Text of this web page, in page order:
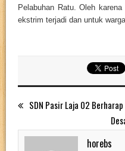
Pelabuhan Ratu. Oleh
ekstrim terjadi dan untuk
SDN Pasir Laja 02
horebs